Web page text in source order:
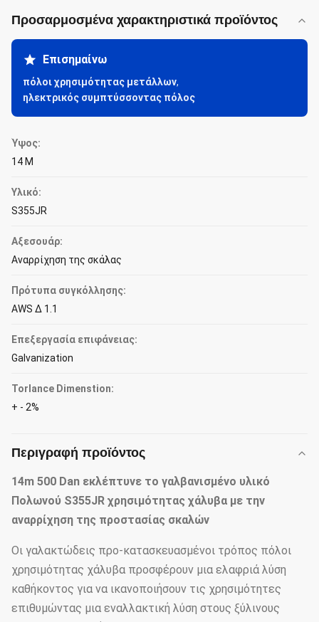
Προσαρμοσμένα χαρακτηριστικά προϊόντος
Επισημαίνω
πόλοι χρησιμότητας μετάλλων,
ηλεκτρικός συμπτύσσοντας πόλος
Ύψος:
14 Μ
Υλικό:
S355JR
Αξεσουάρ:
Αναρρίχηση της σκάλας
Πρότυπα συγκόλλησης:
AWS Δ 1.1
Επεξεργασία επιφάνειας:
Galvanization
Torlance Dimenstion:
+ - 2%
Περιγραφή προϊόντος
14m 500 Dan εκλέπτυνε το γαλβανισμένο υλικό
Πολωνού S355JR χρησιμότητας χάλυβα με την
αναρρίχηση της προστασίας σκαλών
Οι γαλακτώδεις προ-κατασκευασμένοι τρόπος πόλοι
χρησιμότητας χάλυβα προσφέρουν μια ελαφριά λύση
καθήκοντος για να ικανοποιήσουν τις χρησιμότητες
επιθυμώντας μια εναλλακτική λύση στους ξύλινους